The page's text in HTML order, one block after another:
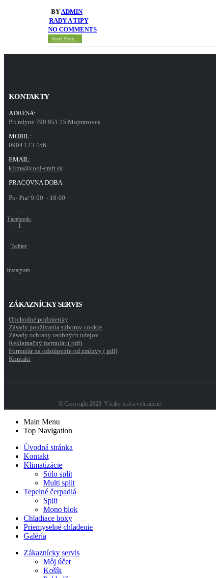
BYADMIN
RADY A TIPY
NO COMMENTS
Read More...
KONTAKTY
ADRESA:
Pri mlyne 790 951 15 Mojmírovce
MOBIL:
0904 123 456
EMAIL:
klima@cool-craft.sk
PRACOVNÁ DOBA
Po- Pia/ 9:00 - 18:00
Facebook-
f
Twitter
Instagram
ZÁKAZNÍCKY SERVIS
Obchodné podmienky
Zásady používania súborov cookie
Zásady ochrany osobných údajov
Reklamačný formulár (.pdf)
Formulár na odstúpenie od zmluvy (.pdf)
Kontakt
© Copyright 2023. Všetky práva vyhradené.
Main Menu
Top Navigation
Úvodná stránka
Kontakt
Klimatizácie
Sólo split
Multi split
Tepelné čerpadlá
Split
Mono blok
Chladiace boxy
Priemyselné chladenie
Galéria
Zákaznícky servis
Môj účet
Košík